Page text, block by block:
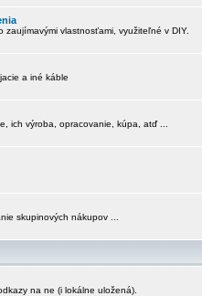
zaujímavými vlastnosťami, využiteľné v DIY.
a iné káble
ich výroba, opracovanie, kúpa, atď ...
skupinových nákupov ...
na ne (i lokálne uložená).